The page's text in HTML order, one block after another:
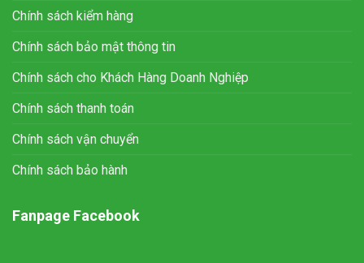
Chính sách kiểm hàng
Chính sách bảo mật thông tin
Chính sách cho Khách Hàng Doanh Nghiệp
Chính sách thanh toán
Chính sách vận chuyển
Chính sách bảo hành
Fanpage Facebook